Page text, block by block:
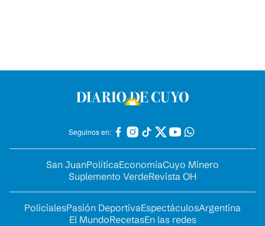
Seguinos en:
San JuanPolíticaEconomíaCuyo Minero
Suplemento VerdeRevista OH
PolicialesPasión DeportivaEspectáculosArgentina
El MundoRecetasEn las redes